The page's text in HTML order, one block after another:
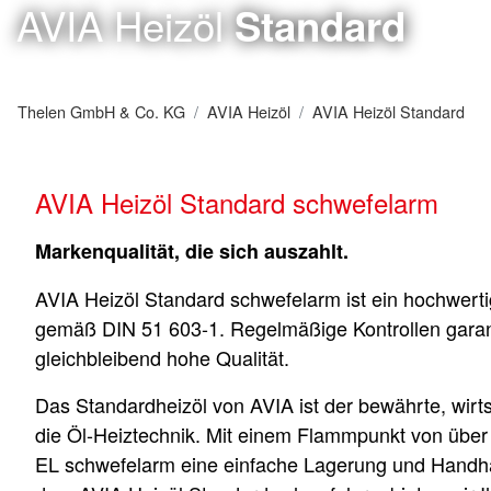
AVIA HeizölStandard
Thelen GmbH & Co. KG AVIA Heizöl AVIA Heizöl Standard
AVIA Heizöl Standard schwefelarm
Markenqualität, die sich auszahlt.
AVIA Heizöl Standard schwefelarm ist ein
gemäß DIN 51 603-1. Regelmäßige Kontrollen
gleichbleibend hohe Qualität.
Das Standardheizöl von AVIA ist der bewährte,
die Öl-Heiztechnik. Mit einem Flammpunkt von
EL schwefelarm eine einfache Lagerung und